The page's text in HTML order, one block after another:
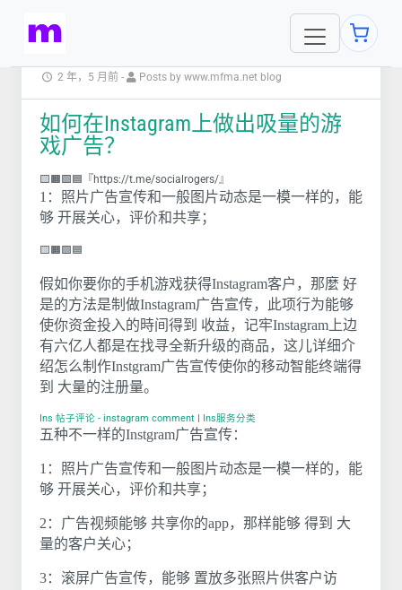
2 年，5 月前 - Posts by www.mfma.net blog
如何在Instagram上做出吸量的游
戏广告？
🟨🟧🟩🟦『https://t.me/socialrogers/』
1：照片广告宣传和一般图片动态是一模一样的，能
够 开展关心，评价和共享；
🟨🟧🟩🟦
假如你要你的手机游戏获得Instagram客户，那麼 好
是的方法是制做Instagram广告宣传，此项行为能够
使你资金投入的時间得到 收益，记牢Instagram上边
有六亿人都是在找寻全新升级的商品，这儿详细介
绍怎么制作Instgram广告宣传使你的移动智能终端得
到 大量的注册量。
Ins 帖子评论 - instagram comment | Ins服务分类
五种不一样的Instgram广告宣传：
1：照片广告宣传和一般图片动态是一模一样的，能
够 开展关心，评价和共享；
2：广告视频能够 共享你的app，那样能够 得到 大
量的客户关心；
3：滚屏广告宣传，能够 置放多张照片供客户访